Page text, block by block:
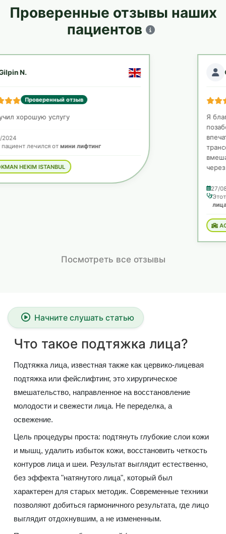
Проверенные отзывы наших
пациентов
Проверенный отзыв
Я благодарен доктору Нихалу, который
трансформацией, которое у меня было после
вмешательства, синяки исчезли примерно
через ..Подробнее
Посмотреть все отзывы
Начните слушать статью
Что такое подтяжка лица?
Подтяжка лица, известная также как цервико-лицевая
подтяжка или фейслифтинг, это хирургическое
вмешательство, направленное на восстановление
молодости и свежести лица. Не переделка, а
освежение.
Цель процедуры проста: подтянуть глубокие слои кожи
и мышц, удалить избыток кожи, восстановить четкость
контуров лица и шеи. Результат выглядит естественно,
без эффекта "натянутого лица", который был
характерен для старых методик. Современные техники
позволяют добиться гармоничного результата, где лицо
выглядит отдохнувшим, а не измененным.